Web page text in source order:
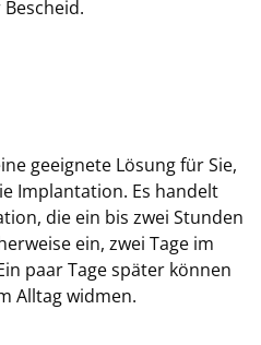
geeignete Lösung für Sie,
Implantation. Es handelt
die ein bis zwei Stunden
ein, zwei Tage im
paar Tage später können
Alltag widmen.